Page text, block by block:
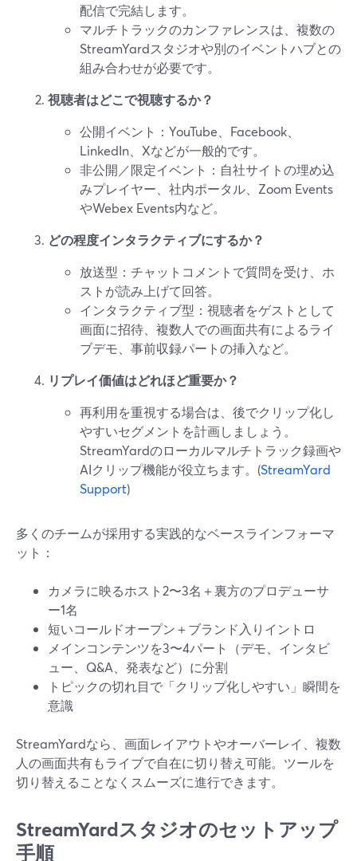
配信で完結します。
マルチトラックのカンファレンスは、複数の
StreamYardスタジオや別のイベントハブとの
組み合わせが必要です。
視聴者はどこで視聴するか？
公開イベント：YouTube、Facebook、
LinkedIn、Xなどが一般的です。
非公開／限定イベント：自社サイトの埋め込
みプレイヤー、社内ポータル、Zoom Events
やWebex Events内など。
どの程度インタラクティブにするか？
放送型：チャットコメントで質問を受け、ホ
ストが読み上げて回答。
インタラクティブ型：視聴者をゲストとして
画面に招待、複数人での画面共有によるライ
ブデモ、事前収録パートの挿入など。
リプレイ価値はどれほど重要か？
再利用を重視する場合は、後でクリップ化し
やすいセグメントを計画しましょう。
StreamYardのローカルマルチトラック録画や
AIクリップ機能が役立ちます。(StreamYard
Support)
多くのチームが採用する実践的なベースラインフォーマ
ット：
カメラに映るホスト2〜3名＋裏方のプロデューサ
ー1名
短いコールドオープン＋ブランド入りイントロ
メインコンテンツを3〜4パート（デモ、インタビ
ュー、Q&A、発表など）に分割
トピックの切れ目で「クリップ化しやすい」瞬間を
意識
StreamYardなら、画面レイアウトやオーバーレイ、複数
人の画面共有もライブで自在に切り替え可能。ツールを
切り替えることなくスムーズに進行できます。
StreamYardスタジオのセットアップ
手順